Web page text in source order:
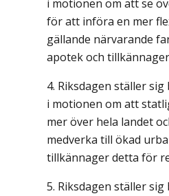
i motionen om att se
för att införa en mer
gällande närvarande
apotek och
Riksdagen ställer
i motionen om att
mer över hela landet
medverka till ökad
tillkännager detta för
Riksdagen ställer